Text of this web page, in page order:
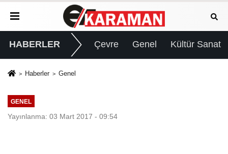
HABERLER Çevre Genel Kültür Sanat
Haberler Genel
GENEL
Yayınlanma: 03 Mart 2017 - 09:54